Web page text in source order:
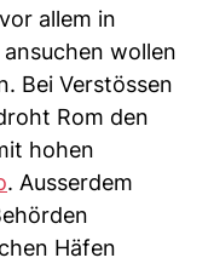
allem in
wollen
Bei Verstössen
Rom den
hohen
. Ausserdem
Häfen